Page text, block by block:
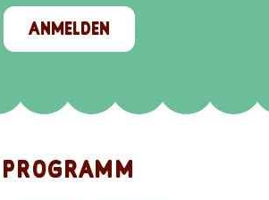
ANMELDEN
PROGRAMM